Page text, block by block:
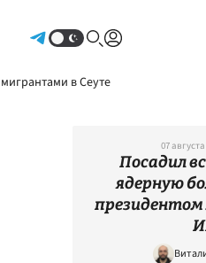
в Сеуте
07
Посадил
ядерную